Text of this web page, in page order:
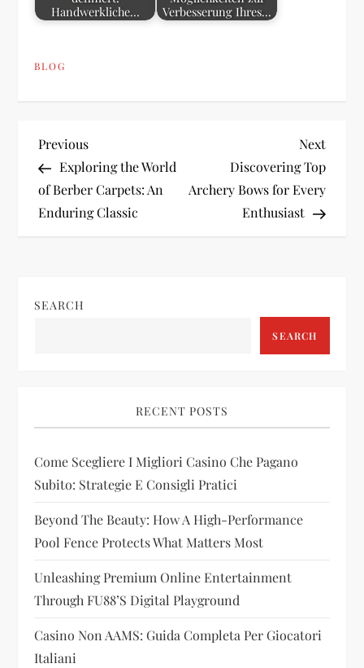
Handwerkliche…
Verbesserung Ihres…
BLOG
P
o
s
n
i
g
a
t
i
o
n
Previous
Post
Previous
Exploring the World
of Berber Carpets: An
Enduring Classic
Next
Post
Next
Discovering Top
Archery Bows for Every
Enthusiast
SEARCH
SEARCH
RECENT POSTS
Come Scegliere I Migliori Casino Che Pagano
Subito: Strategie E Consigli Pratici
Beyond The Beauty: How A High-Performance
Pool Fence Protects What Matters Most
Unleashing Premium Online Entertainment
Through FU88’s Digital Playground
Casino Non AAMS: Guida Completa Per Giocatori
Italiani